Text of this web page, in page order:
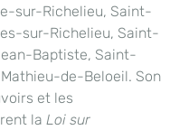
sur-Richelieu, Saint-
sur-Richelieu, Saint-
Baptiste, Saint-
de-Beloeil. Son
et les
la Loi sur